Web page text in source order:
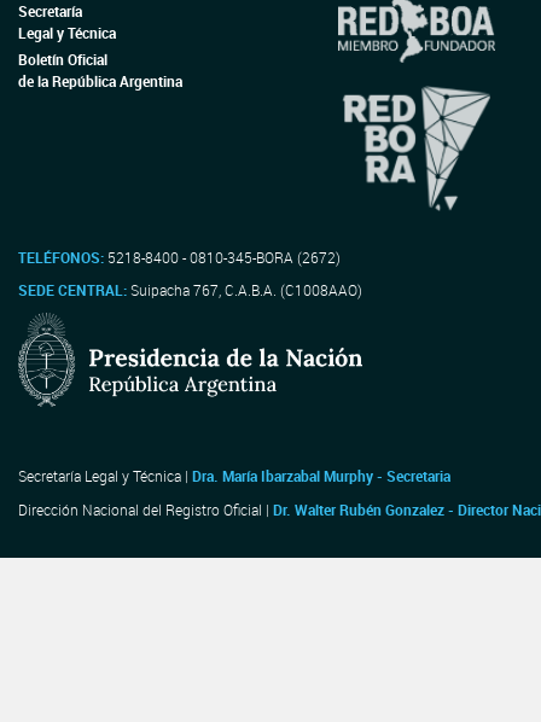
Secretaría
Legal y Técnica
Boletín Oficial
de la República Argentina
TELÉFONOS: 5218-8400 - 0810-345-BORA (2672)
SEDE CENTRAL:Suipacha 767, C.A.B.A. (C1008AAO)
Secretaría Legal y Técnica | Dra. María Ibarzabal Murphy - Secretaria
Dirección Nacional del Registro Oficial | Dr. Walter Rubén Gonzalez - Director